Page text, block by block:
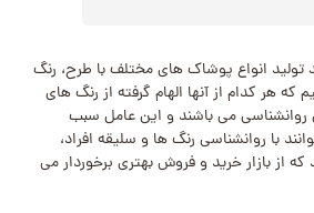
تولید انواع پوشاک های مختلف با طرح، رنگ
هر کدام از آنها الهام گرفته از رنگ‌ های
می باشند و این عامل سبب
با روانشناسی رنگ ها و سلیقه افراد،
از بازار خرید و فروش بهتری برخوردار می